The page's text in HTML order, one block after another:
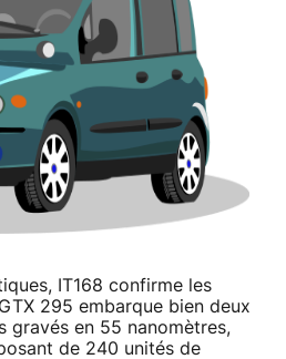
IT168 confirme les
295 embarque bien deux
gravés en 55 nanomètres,
de 240 unités de